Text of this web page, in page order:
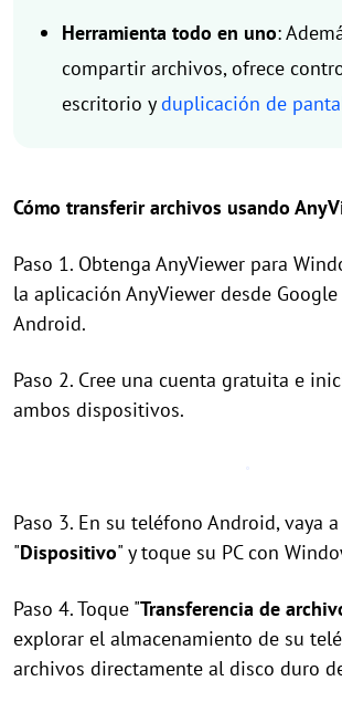
Herramienta todo en uno:
compartir archivos, ofrece
escritorio yduplicación de
Cómo transferir archivos usando
Paso 1. Obtenga AnyViewer para
la aplicación AnyViewer desde
Android.
Paso 2. Cree una cuenta gratuita e
ambos dispositivos.
Paso 3. En su teléfono Android, vaya
"Dispositivo" y toque su PC con
Paso 4. Toque "Transferencia de
explorar el almacenamiento de su
archivos directamente al disco duro